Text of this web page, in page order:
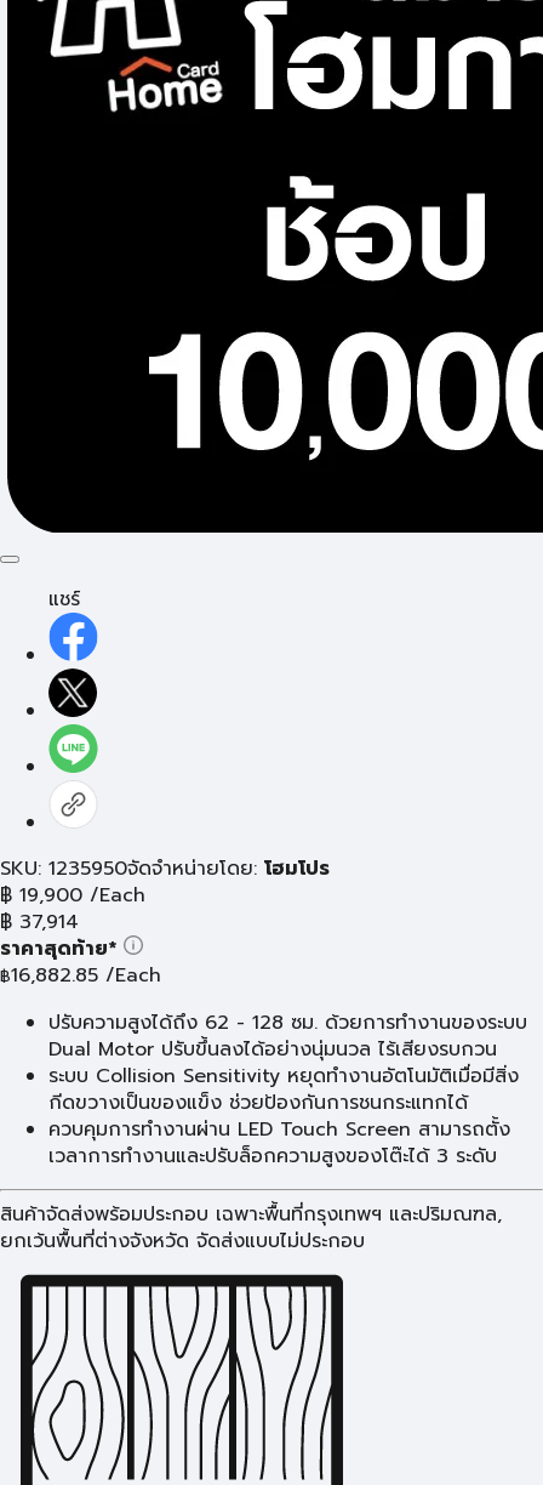
แชร์
SKU: 1235950จัดจำหน่ายโดย: โฮมโปร
฿ 19,900 /Each
฿ 37,914
ราคาสุดท้าย*
฿16,882.85 /Each
ปรับความสูงได้ถึง 62 - 128 ซม. ด้วยการทำงานของระบบ
Dual Motor ปรับขึ้นลงได้อย่างนุ่มนวล ไร้เสียงรบกวน
ระบบ Collision Sensitivity หยุดทำงานอัตโนมัติเมื่อมีสิ่ง
กีดขวางเป็นของแข็ง ช่วยป้องกันการชนกระแทกได้
ควบคุมการทำงานผ่าน LED Touch Screen สามารถตั้ง
เวลาการทำงานและปรับล็อกความสูงของโต๊ะได้ 3 ระดับ
สินค้าจัดส่งพร้อมประกอบ เฉพาะพื้นที่กรุงเทพฯ และปริมณฑล,
ยกเว้นพื้นที่ต่างจังหวัด จัดส่งแบบไม่ประกอบ